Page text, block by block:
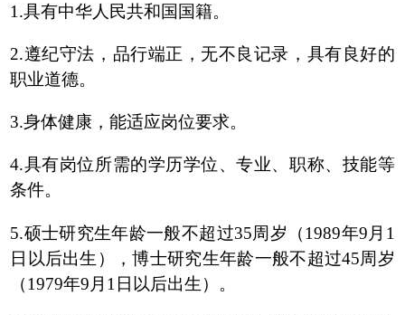
1.具有中华人民共和国国籍。
2.遵纪守法，品行端正，无不良记录，具有良好的
职业道德。
3.身体健康，能适应岗位要求。
4.具有岗位所需的学历学位、专业、职称、技能等
条件。
5.硕士研究生年龄一般不超过35周岁（1989年9月1
日以后出生），博士研究生年龄一般不超过45周岁
（1979年9月1日以后出生）。